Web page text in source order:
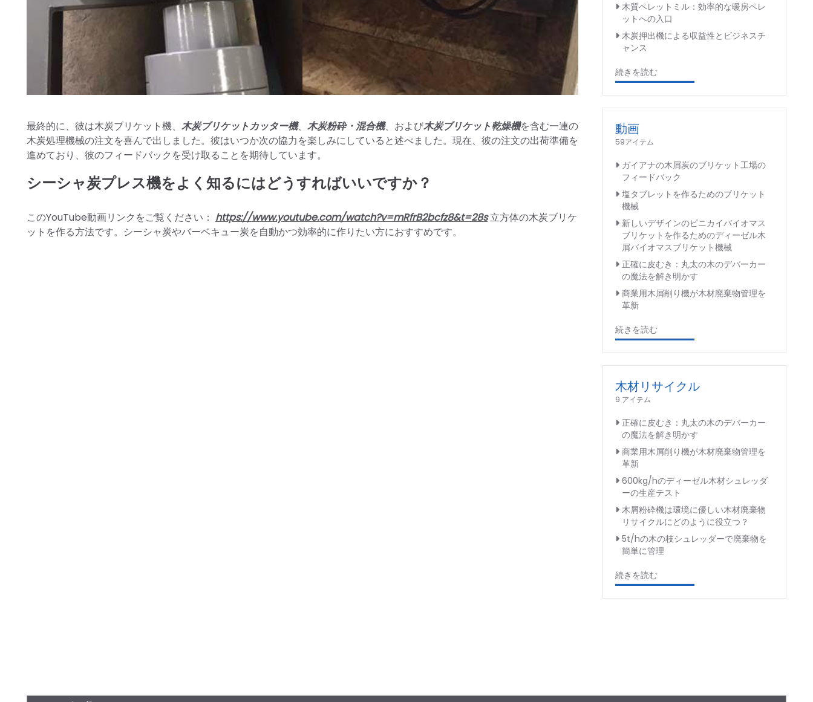
最終的に、彼は木炭ブリケット機、 木炭ブリケットカッター機、 木炭粉砕・混合機、および木炭ブリケット乾燥機を含む一連の
木炭処理機械の注文を喜んで出しました。彼はいつか次の協力を楽しみにしていると述べました。現在、彼の注文の出荷準備を
進めており、彼のフィードバックを受け取ることを期待しています。
シーシャ炭プレス機をよく知るにはどうすればいいですか？
このYouTube動画リンクをご覧ください： https://www.youtube.com/watch?v=mRfrB2bcfz8&t=28s立方体の木炭ブリケ
ットを作る方法です。シーシャ炭やバーベキュー炭を自動かつ効率的に作りたい方におすすめです。
木質ペレットミル：効率的な暖房ペレ
ットへの入口
木炭押出機による収益性とビジネスチ
ャンス
続きを読む
動画
59アイテム
ガイアナの木屑炭のブリケット工場の
フィードバック
塩タブレットを作るためのブリケット
機械
新しいデザインのピニカイバイオマス
ブリケットを作るためのディーゼル木
屑バイオマスブリケット機械
正確に皮むき：丸太の木のデバーカー
の魔法を解き明かす
商業用木屑削り機が木材廃棄物管理を
革新
続きを読む
木材リサイクル
9 アイテム
正確に皮むき：丸太の木のデバーカー
の魔法を解き明かす
商業用木屑削り機が木材廃棄物管理を
革新
600kg/hのディーゼル木材シュレッダ
ーの生産テスト
木屑粉砕機は環境に優しい木材廃棄物
リサイクルにどのように役立つ？
5t/hの木の枝シュレッダーで廃棄物を
簡単に管理
続きを読む